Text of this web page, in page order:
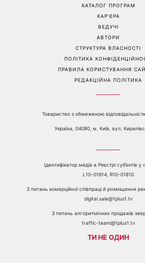
КАТАЛОГ ПРОГРАМ
КАР’ЄРА
ВЕДУЧІ
АВТОРИ
СТРУКТУРА ВЛАСНОСТІ
ПОЛІТИКА
ПРАВИЛА КОРИСТУВАННЯ
РЕДАКЦІЙНА ПОЛІТИКА
Товариство з обмеженою
Україна, 04080, м. Київ, вул.
Ідентифікатор медіа в Реєстрі суб’єктів у
L10-01914, R10-01810
З питань комерційної співпраці й розміщення
digital.sale@1plus1.tv
З питань алгоритмічних продажів
traffic-team@1plus1.tv
ТИ НЕ ОДИН